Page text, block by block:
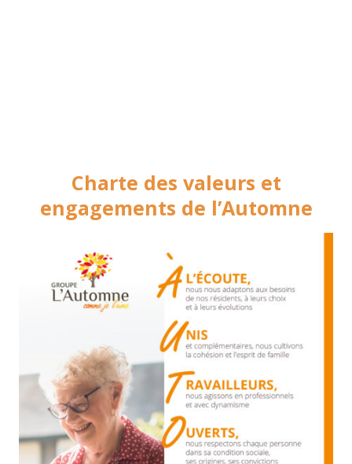
Charte des valeurs et
engagements de l’Automne